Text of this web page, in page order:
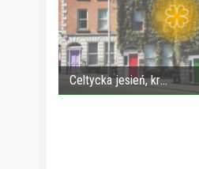
Celtycka jesień, kr